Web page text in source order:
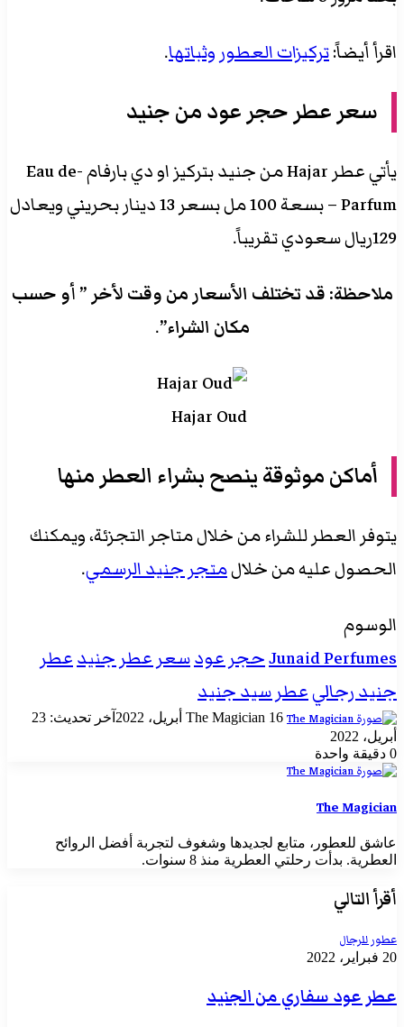
اقرأ أيضاً:تركيزات العطور وثباتها.
سعر عطر حجر عود من جنيد
يأتي عطر Hajar من جنيد بتركيز او دي بارفام -Eau de
Parfum – بسعة 100 مل بسعر 13 دينار بحريني ويعادل
129ريال سعودي تقريباً.
ملاحظة: قد تختلف الأسعار من وقت لأخر ” أو حسب
مكان الشراء”.
Hajar Oud
أماكن موثوقة ينصح بشراء العطر منها
يتوفر العطر للشراء من خلال متاجر التجزئة، ويمكنك
الحصول عليه من خلالمتجر جنيد الرسمي.
الوسوم
Junaid Perfumesحجر عودسعر عطر جنيد عطر
جنيد رجاليعطر سيد جنيد
The Magician
أرسل 16 أبريل، 2022
آخر تحديث: 23
أبريل، 2022
0 دقيقة واحدة
The Magician
عاشق للعطور، متابع لجديدها وشغوف لتجربة أفضل الروائح
العطرية. بدأت رحلتي العطرية منذ 8 سنوات.
أقرأ التالي
عطور للرجال
20 فبراير، 2022
عطر عود سفاري من الجنيد